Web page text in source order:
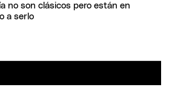
no son clásicos pero están en
a serlo